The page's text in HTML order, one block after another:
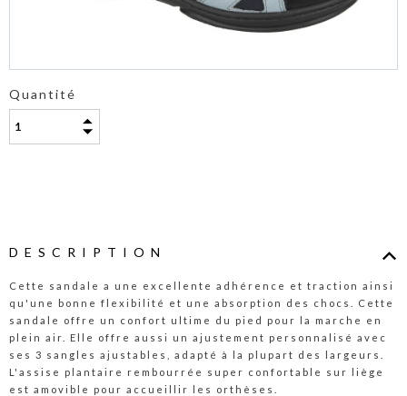
Quantité
DESCRIPTION
Cette sandale a une excellente adhérence et traction ainsi
qu'une bonne flexibilité et une absorption des chocs. Cette
sandale offre un confort ultime du pied pour la marche en
plein air. Elle offre aussi un ajustement personnalisé avec
ses 3 sangles ajustables, adapté à la plupart des largeurs.
L'assise plantaire rembourrée super confortable sur liège
est amovible pour accueillir les orthèses.